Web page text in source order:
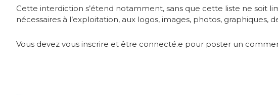
Cette interdiction s’étend notamment, sans que cette liste ne soit
nécessaires à l’exploitation, aux logos, images, photos, graphiques,
Vous devez vous inscrire et être connecté.e pour poster un